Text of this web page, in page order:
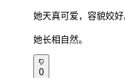
她天真可爱，容貌姣好
她长相自然。
0